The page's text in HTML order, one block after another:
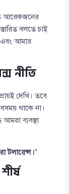
আরেকজনের
বলতে চাই
এবং আমার
নীতি
দেখি। তবে
থাকে না।
ব্যবস্থা
টলারেন্স।”